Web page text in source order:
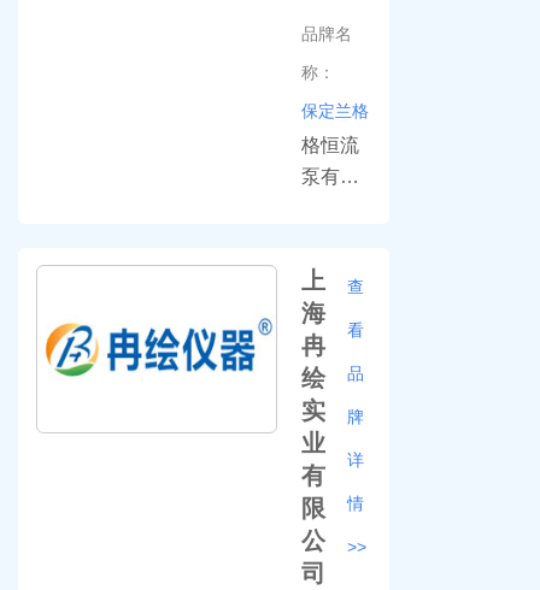
智能搅
拌器等
旋转蒸
发器，
RE系列
水温旋
动纯水
蒸馏器
等产品
是医药
工业、
化学工
业、大
专院校
和科研
实验室
等单位
品牌名
称：
保定兰格
格恒流
泵有限
年起专
业研发
生产精
密流体
传输与
处理设
备。兰
格蠕动
泵产品
成熟,应
用广泛.
上
海
冉
绘
实
业
有
限
公
司
查
看
品
牌
详
情
>>